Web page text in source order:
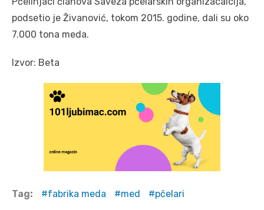
podsetio je Živanović, tokom 2015. godine, dali su oko
7.000 tona meda.
Izvor: Beta
Tag: fabrika meda med pčelari